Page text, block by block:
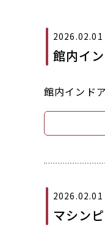
2026.02.01
館内イ
館内インド
2026.02.01
マシン